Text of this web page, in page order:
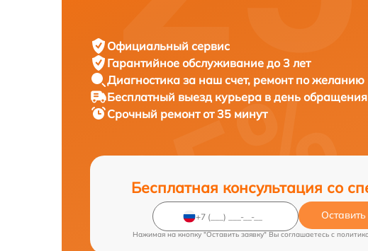
Официальный сервис
Гарантийное обслуживание до 3 лет
Диагностика за наш счет, ремонт по желанию
Бесплатный выезд курьера в день обращения
Срочный ремонтот 35 минут
Бесплатная консультация со
Нажимая на кнопку "Оставить заявку" Вы соглашаетесь c